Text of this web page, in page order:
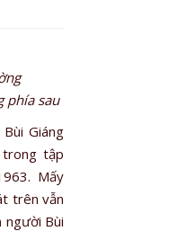
phía sau
Giáng
trong tập
Mấy
trên vẫn
người Bùi